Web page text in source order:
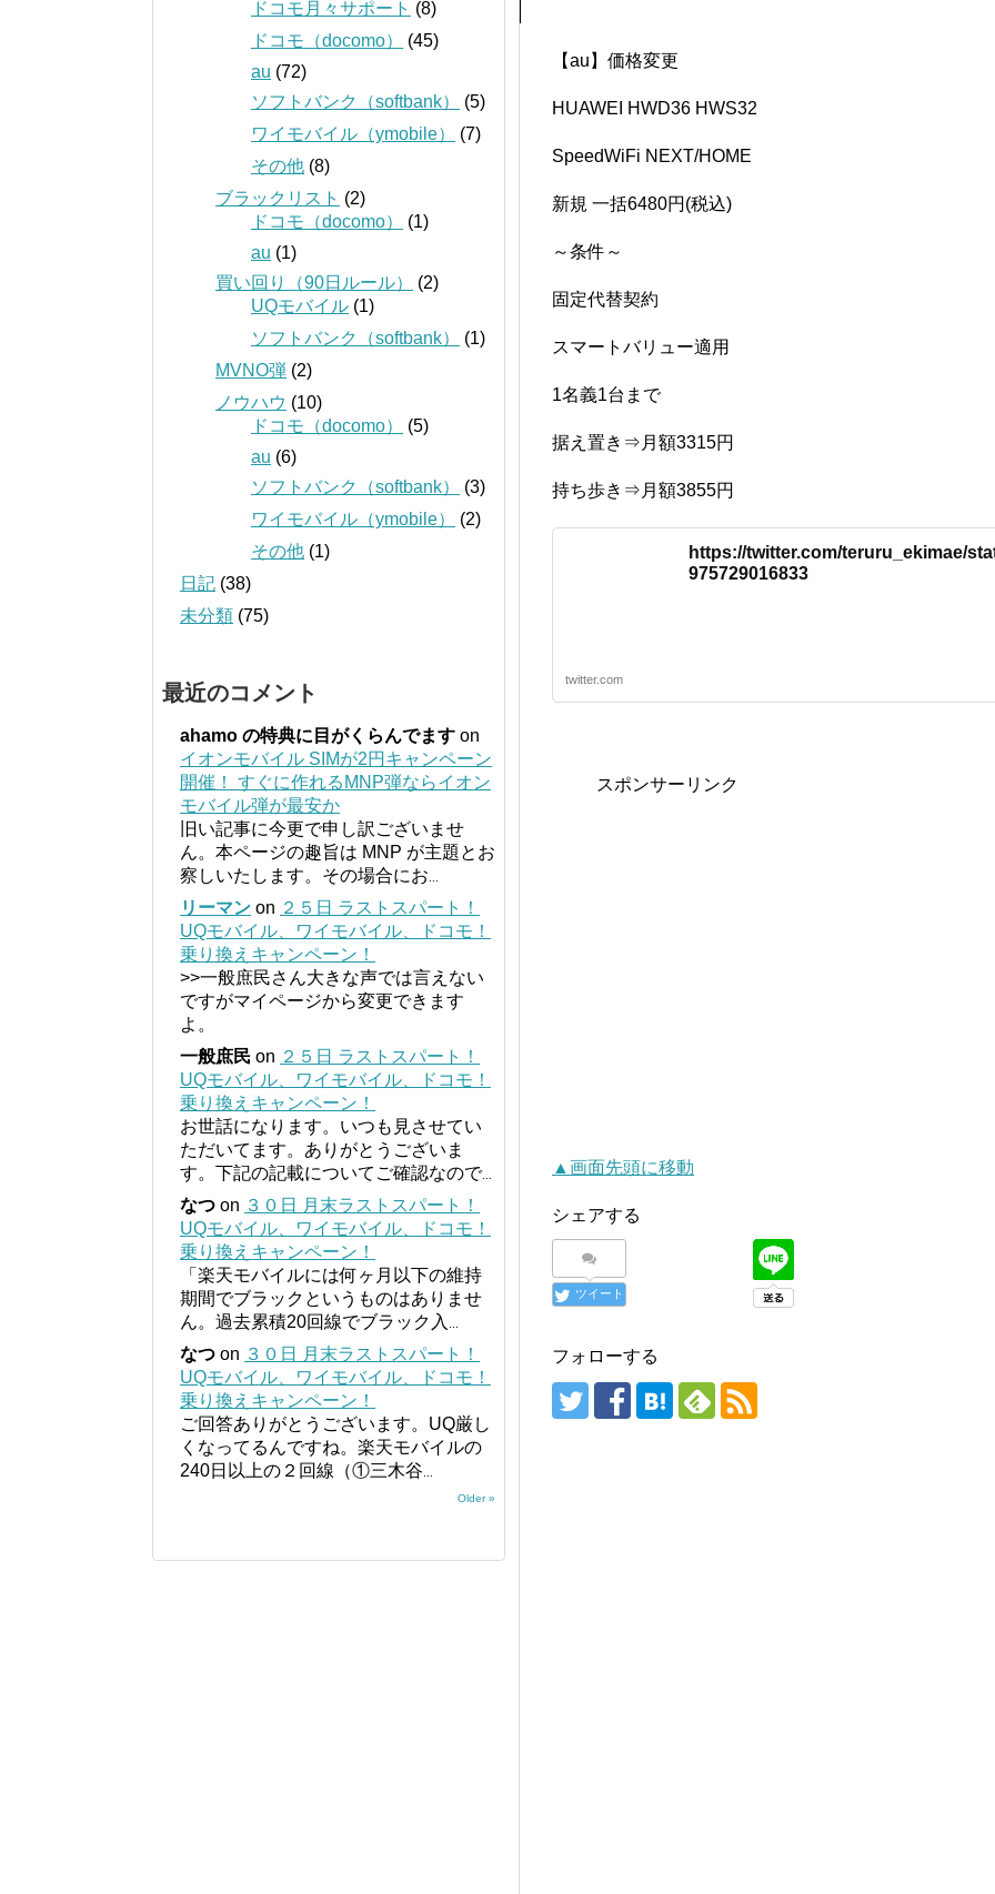
【au】価格変更
HUAWEI HWD36 HWS32
SpeedWiFi NEXT/HOME
新規 一括6480円(税込)
～条件～
固定代替契約
スマートバリュー適用
1名義1台まで
据え置き⇒月額3315円
持ち歩き⇒月額3855円
https://twitter.com/teruru_ekimae/
975729016833
twitter.com
スポンサーリンク
▲画面先頭に移動
シェアする
ツイート
フォローする
ドコモ月々サポート (8)
ドコモ（docomo）
(45)
au (72)
ソフトバンク（softbank）
(5)
ワイモバイル（ymobile）
(7)
その他 (8)
ブラックリスト (2)
ドコモ（docomo）
(1)
au (1)
買い回り（90日ルール）
(2)
UQモバイル (1)
ソフトバンク（softbank）
(1)
MVNO弾 (2)
ノウハウ (10)
ドコモ（docomo）
(5)
au (6)
ソフトバンク（softbank）
(3)
ワイモバイル（ymobile）
(2)
その他 (1)
日記 (38)
未分類 (75)
最近のコメント
ahamo の特典に目がくらんでます on
イオンモバイル SIMが2円キャンペーン
開催！ すぐに作れるMNP弾ならイオン
モバイル弾が最安か
旧い記事に今更で申し訳ございませ
ん。本ページの趣旨は MNP が主題とお
察しいたします。その場合にお
リーマン on ２５日 ラストスパート！
UQモバイル、ワイモバイル、ドコモ！
乗り換えキャンペーン！
>>一般庶民さん大きな声では言えない
ですがマイページから変更できます
よ。
一般庶民 on ２５日 ラストスパート！
UQモバイル、ワイモバイル、ドコモ！
乗り換えキャンペーン！
お世話になります。いつも見させてい
ただいてます。ありがとうございま
す。下記の記載についてご確認なので...
なつ on ３０日 月末ラストスパート！
UQモバイル、ワイモバイル、ドコモ！
乗り換えキャンペーン！
「楽天モバイルには何ヶ月以下の維持
期間でブラックというものはありませ
ん。過去累積20回線でブラック入
なつ on ３０日 月末ラストスパート！
UQモバイル、ワイモバイル、ドコモ！
乗り換えキャンペーン！
ご回答ありがとうございます。UQ厳し
くなってるんですね。楽天モバイルの
240日以上の２回線（①三木谷
Older »